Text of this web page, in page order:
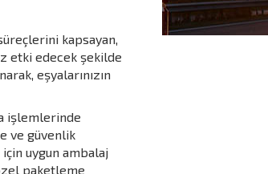
kapsayan,
etki edecek şekilde
eşyalarınızın
işlemlerinde
ve güvenlik
uygun ambalaj
paketleme